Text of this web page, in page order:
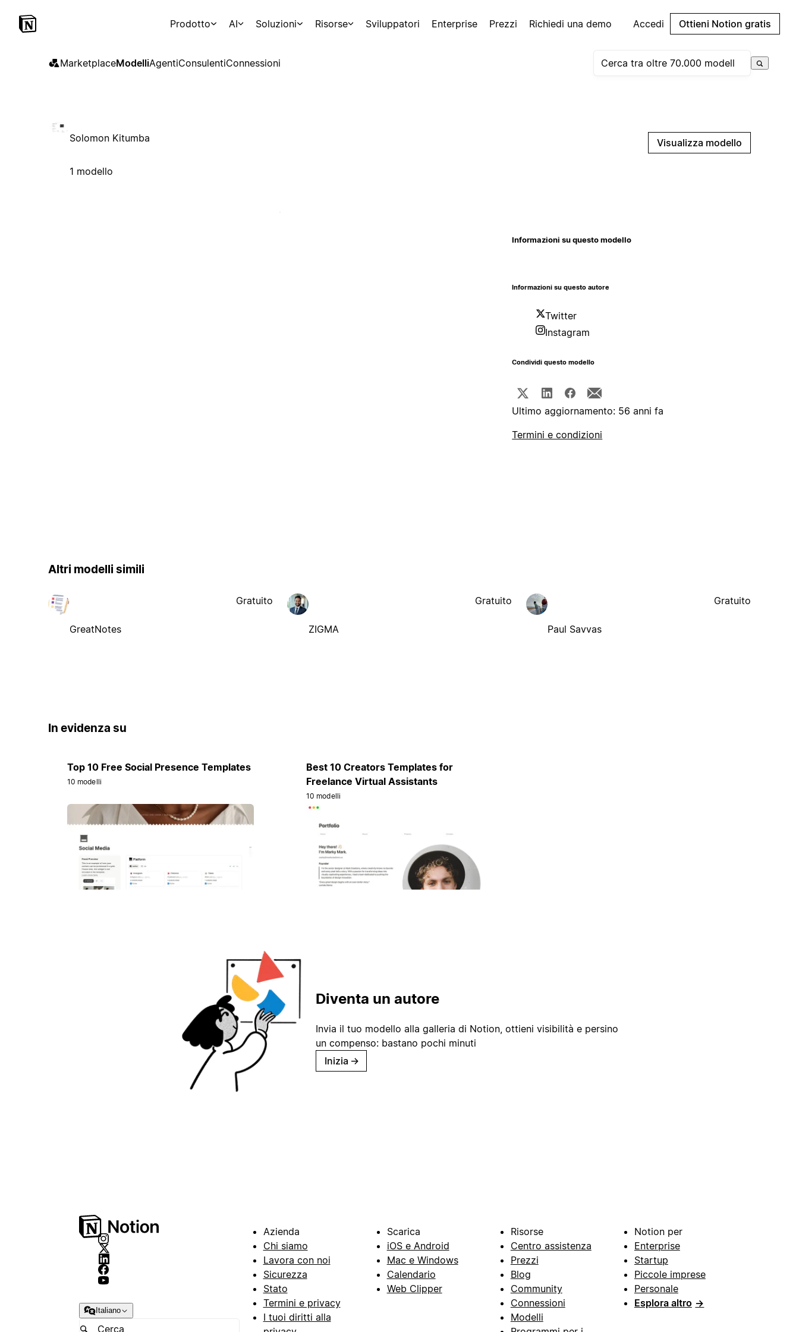
Prodotto AI Soluzioni Risorse Sviluppatori Enterprise Prezzi Richiedi una demo Accedi Ottieni Notion gratis
MarketplaceModelliAgentiConsulentiConnessioni
Solomon Kitumba
1 modello
Visualizza modello
Informazioni su questo modello
Informazioni su questo autore
Twitter
Instagram
Condividi questo modello
Ultimo aggiornamento: 56 anni fa
Termini e condizioni
Altri modelli simili
GreatNotes
Gratuito
ZIGMA
Gratuito
Paul Savvas
Gratuito
In evidenza su
Top 10 Free Social Presence Templates
10 modelli
Best 10 Creators Templates for
Freelance Virtual Assistants
10 modelli
Diventa un autore
Invia il tuo modello alla galleria di Notion, ottieni visibilità e persino
un compenso: bastano pochi minuti
Inizia →
Italiano
Azienda
Chi siamo
Lavora con noi
Sicurezza
Stato
Termini e privacy
I tuoi diritti alla
Scarica
iOS e Android
Mac e Windows
Calendario
Web Clipper
Risorse
Centro assistenza
Prezzi
Blog
Community
Connessioni
Modelli
Notion per
Enterprise
Startup
Piccole imprese
Personale
Esplora altro →